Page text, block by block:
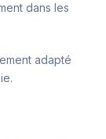
dans les
adapté